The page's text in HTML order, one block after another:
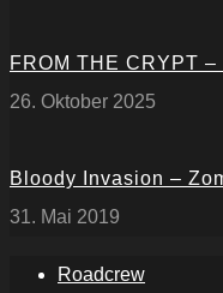
FROM THE CRYPT
26. Oktober 2025
Bloody Invasion –
31. Mai 2019
Roadcrew